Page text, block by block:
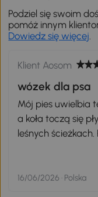
Podziel się swoim
pomóż innym
Dowiedz się więcej.
Klient Aosom
wózek dla psa
Mój pies uwielbia
a koła toczą się
leśnych ścieżkach.
16/06/2026 · Polska